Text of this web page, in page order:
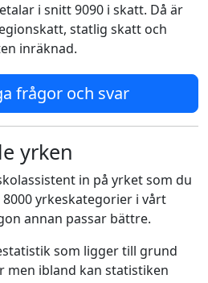
i snitt 9090 i skatt. Då är
statlig skatt och
inräknad.
frågor och svar
yrken
in på yrket som du
yrkeskategorier i vårt
annan passar bättre.
som ligger till grund
ibland kan statistiken